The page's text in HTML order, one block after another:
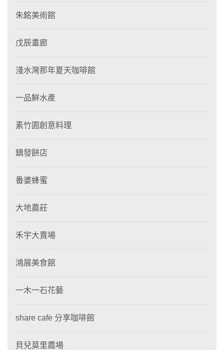
朱銘美術館
戊辰畫廊
淺水灣那年夏天咖啡館
一品鮮水產
素竹園創意料理
鎮發餅店
番婆蜂蜜
大地農莊
禾宇大賣場
鴻展美食館
一木一石花藝
share cafe 分享咖啡館
貝兒莫里農場